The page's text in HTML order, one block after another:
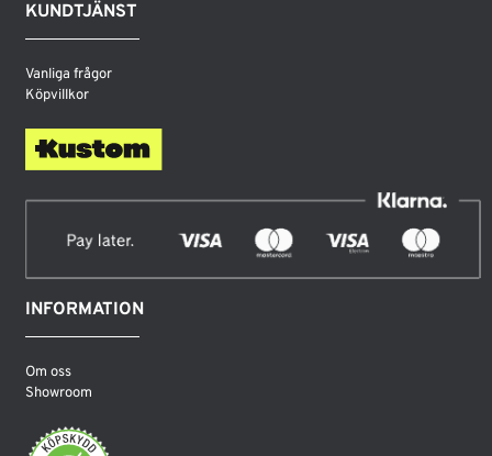
KUNDTJÄNST
Vanliga frågor
Köpvillkor
INFORMATION
Om oss
Showroom